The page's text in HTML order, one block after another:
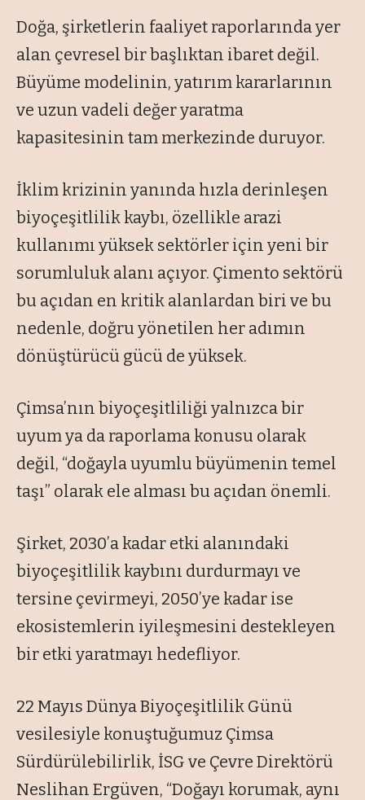
Doğa, şirketlerin faaliyet raporlarında yer
alan çevresel bir başlıktan ibaret değil.
Büyüme modelinin, yatırım kararlarının
ve uzun vadeli değer yaratma
kapasitesinin tam merkezinde duruyor.
İklim krizinin yanında hızla derinleşen
biyoçeşitlilik kaybı, özellikle arazi
kullanımı yüksek sektörler için yeni bir
sorumluluk alanı açıyor. Çimento sektörü
bu açıdan en kritik alanlardan biri ve bu
nedenle, doğru yönetilen her adımın
dönüştürücü gücü de yüksek.
Çimsa’nın biyoçeşitliliği yalnızca bir
uyum ya da raporlama konusu olarak
değil, “doğayla uyumlu büyümenin temel
taşı” olarak ele alması bu açıdan önemli.
Şirket, 2030’a kadar etki alanındaki
biyoçeşitlilik kaybını durdurmayı ve
tersine çevirmeyi, 2050’ye kadar ise
ekosistemlerin iyileşmesini destekleyen
bir etki yaratmayı hedefliyor.
22 Mayıs Dünya Biyoçeşitlilik Günü
vesilesiyle konuştuğumuz Çimsa
Sürdürülebilirlik, İSG ve Çevre Direktörü
Neslihan Ergüven, “Doğayı korumak, aynı